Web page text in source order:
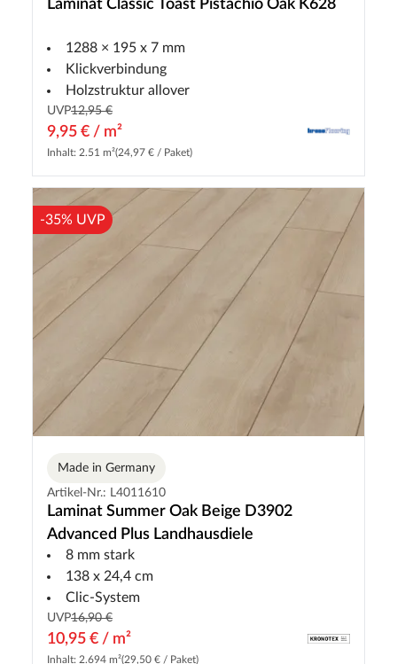
Laminat Classic Toast Pistachio Oak K628
1288 × 195 x 7 mm
Klickverbindung
Holzstruktur allover
UVP12,95 €
9,95 € / m²
Inhalt: 2.51 m²(24,97 € / Paket)
-35% UVP
Made in Germany
Artikel-Nr.: L4011610
Laminat Summer Oak Beige D3902
Advanced Plus Landhausdiele
8 mm stark
138 x 24,4 cm
Clic-System
UVP16,90 €
10,95 € / m²
Inhalt: 2.694 m²(29,50 € / Paket)